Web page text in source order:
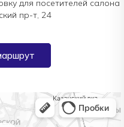
для посетителей салона
пр-т, 24